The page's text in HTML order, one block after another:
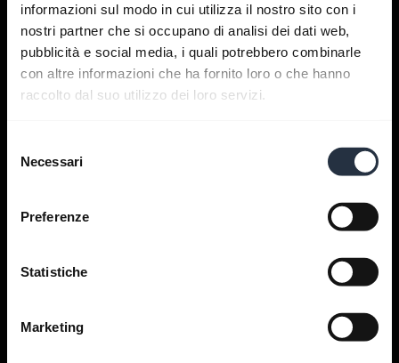
informazioni sul modo in cui utilizza il nostro sito con i
nostri partner che si occupano di analisi dei dati web,
pubblicità e social media, i quali potrebbero combinarle
con altre informazioni che ha fornito loro o che hanno
raccolto dal suo utilizzo dei loro servizi.
delNecessari
Preferenze
Statistiche
Marketing
Per ricevere aiuto
Applicazioni Jabra
Bluetooth
Guida alla compatibilità